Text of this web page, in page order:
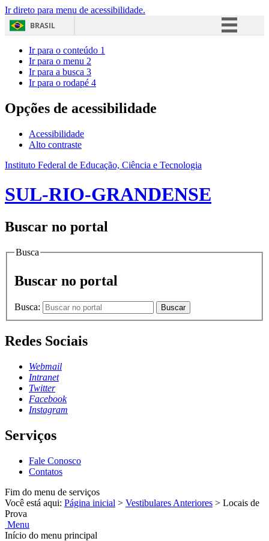
Ir direto para menu de acessibilidade.
BRASIL
Acesso à informação
Ir para o conteúdo 1
Ir para o menu 2
Ir para a busca 3
Ir para o rodapé 4
Opções de acessibilidade
Acessibilidade
Alto contraste
Instituto Federal de Educação, Ciência e Tecnologia
SUL-RIO-GRANDENSE
Buscar no portal
Busca
Buscar no portal
Busca: Buscar
Redes Sociais
Webmail
Intranet
Twitter
Facebook
Instagram
Serviços
Fale Conosco
Contatos
Fim do menu de serviços
Você está aqui: Página inicial > Vestibulares Anteriores > Locais de
Prova
Menu
Início do menu principal